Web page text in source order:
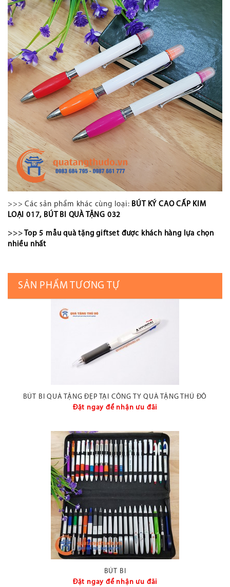
>>> Các sản phẩm khác cùng loại: BÚT KÝ CAO CẤP KIM
LOẠI 017, BÚT BI QUÀ TẶNG 032
>>> Top 5 mẫu quà tặng giftset được khách hàng lựa chọn
nhiều nhất
SẢN PHẨM TƯƠNG TỰ
BÚT BI QUÀ TẶNG ĐẸP TẠI CÔNG TY QUÀ TẶNG THỦ ĐÔ
Đặt ngay để nhận ưu đãi
BÚT BI
Đặt ngay để nhận ưu đãi